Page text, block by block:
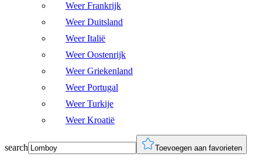
Weer Frankrijk
Weer Duitsland
Weer Italië
Weer Oostenrijk
Weer Griekenland
Weer Portugal
Weer Turkije
Weer Kroatië
search Toevoegen aan favorieten